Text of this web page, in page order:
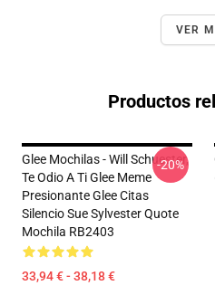
VER
Productos
Glee Mochilas - Will Schuester,
Te Odio A Ti Glee Meme
Presionante Glee Citas
Silencio Sue Sylvester Quote
Mochila RB2403
33,94 € - 38,18 €
-20%